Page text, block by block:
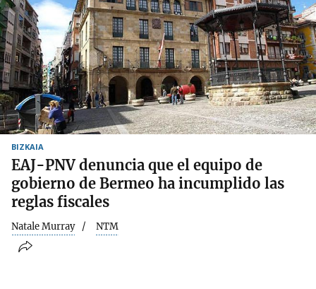
BIZKAIA
EAJ-PNV denuncia que el equipo de
gobierno de Bermeo ha incumplido las
reglas fiscales
Natale Murray NTM